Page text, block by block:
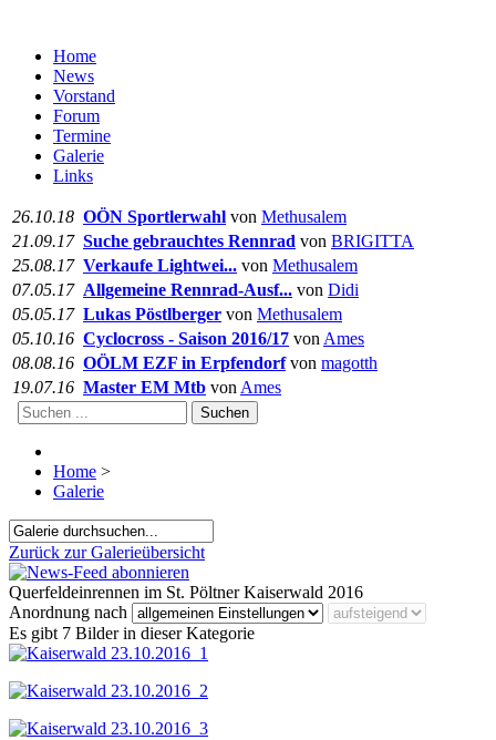
Home
News
Vorstand
Forum
Termine
Galerie
Links
26.10.18 OÖN Sportlerwahl von Methusalem
21.09.17 Suche gebrauchtes Rennrad von BRIGITTA
25.08.17 Verkaufe Lightwei... von Methusalem
07.05.17 Allgemeine Rennrad-Ausf... von Didi
05.05.17 Lukas Pöstlberger von Methusalem
05.10.16 Cyclocross - Saison 2016/17 von Ames
08.08.16 OÖLM EZF in Erpfendorfvon magotth
19.07.16 Master EM Mtb von Ames
Suchen
Home >
Galerie
Zurück zur Galerieübersicht
Querfeldeinrennen im St. Pöltner Kaiserwald 2016
Anordnung nach
Es gibt 7 Bilder in dieser Kategorie